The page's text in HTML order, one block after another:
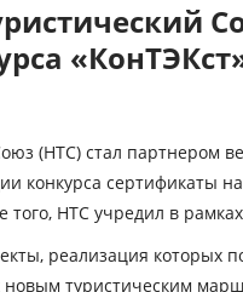
(НТС) стал партнером
конкурса сертификаты
НТС учредил в
реализация которых
туристическим